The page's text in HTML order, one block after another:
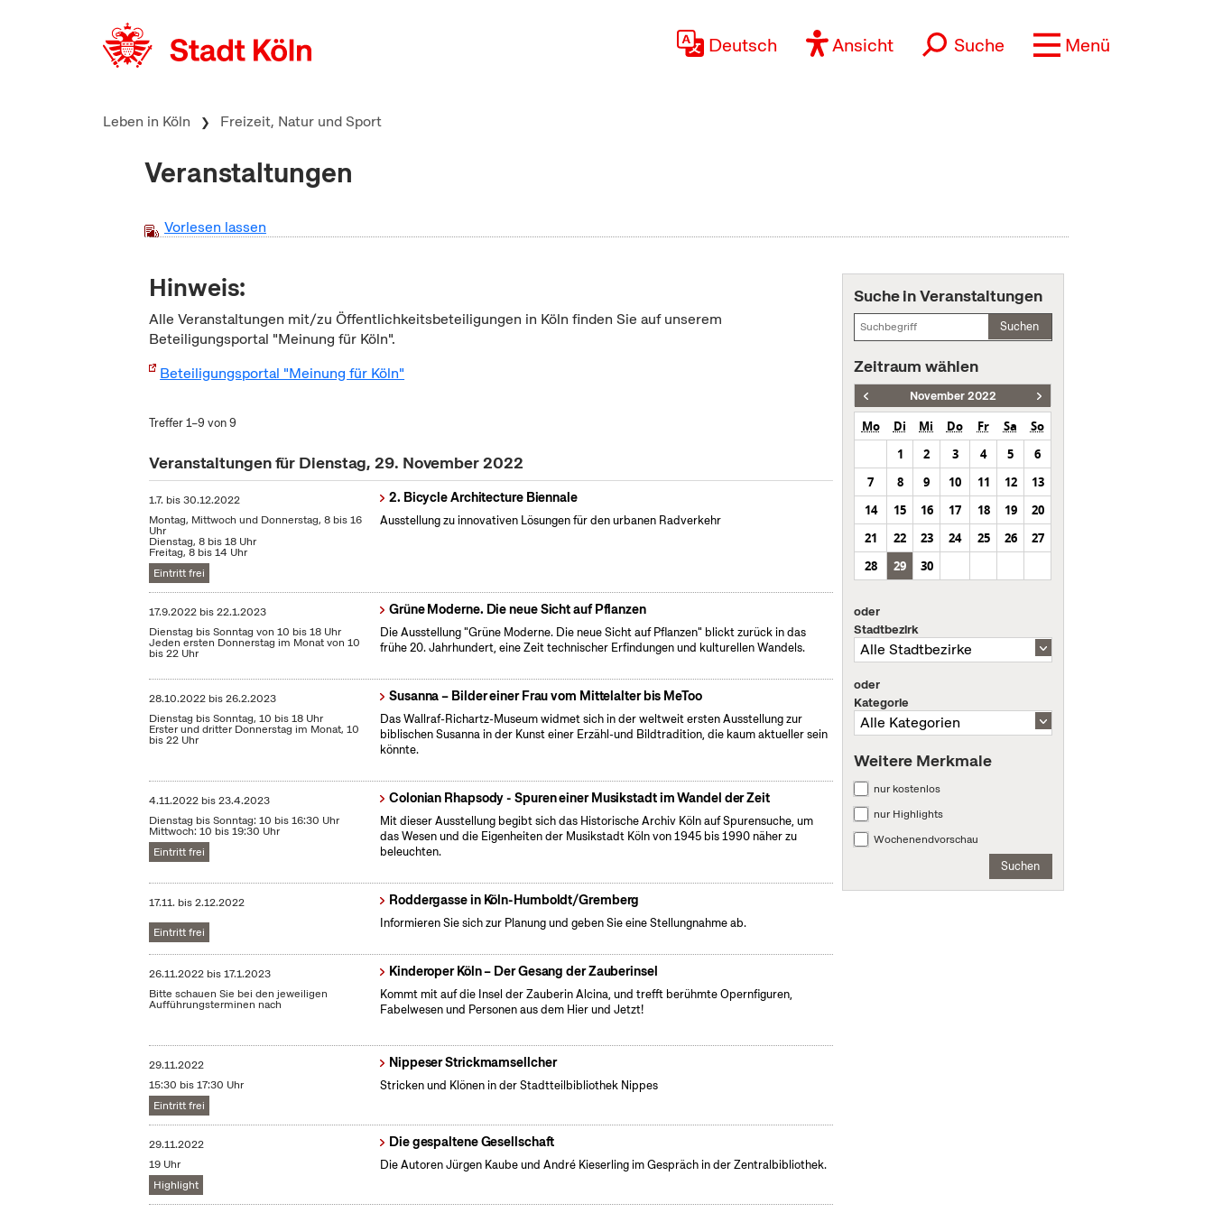
Deutsch Ansicht Suche Menü
Leben in Köln Freizeit, Natur und Sport
Veranstaltungen
Vorlesen lassen
Hinweis:
Alle Veranstaltungen mit/zu Öffentlichkeitsbeteiligungen in Köln finden Sie auf unserem
Beteiligungsportal "Meinung für Köln".
Beteiligungsportal "Meinung für Köln"
Treffer 1–9 von 9
Veranstaltungen für Dienstag, 29. November 2022
1.7. bis30.12.2022
Montag, Mittwoch und Donnerstag, 8 bis 16
Uhr
Dienstag, 8 bis 18 Uhr
Freitag, 8 bis 14 Uhr
Eintritt frei
2. Bicycle Architecture Biennale
Ausstellung zu innovativen Lösungen für den urbanen Radverkehr
17.9.2022 bis22.1.2023
Dienstag bis Sonntag von 10 bis 18 Uhr
Jeden ersten Donnerstag im Monat von 10
bis 22 Uhr
Grüne Moderne. Die neue Sicht auf Pflanzen
Die Ausstellung "Grüne Moderne. Die neue Sicht auf Pflanzen" blickt zurück in das
frühe 20. Jahrhundert, eine Zeit technischer Erfindungen und kulturellen Wandels.
28.10.2022 bis26.2.2023
Dienstag bis Sonntag, 10 bis 18 Uhr
Erster und dritter Donnerstag im Monat, 10
bis 22 Uhr
Susanna – Bilder einer Frau vom Mittelalter bis MeToo
Das Wallraf-Richartz-Museum widmet sich in der weltweit ersten Ausstellung zur
biblischen Susanna in der Kunst einer Erzähl-und Bildtradition, die kaum aktueller sein
könnte.
4.11.2022 bis23.4.2023
Dienstag bis Sonntag: 10 bis 16:30 Uhr
Mittwoch: 10 bis 19:30 Uhr
Eintritt frei
Colonian Rhapsody - Spuren einer Musikstadt im Wandel der Zeit
Mit dieser Ausstellung begibt sich das Historische Archiv Köln auf Spurensuche, um
das Wesen und die Eigenheiten der Musikstadt Köln von 1945 bis 1990 näher zu
beleuchten.
17.11. bis2.12.2022
Eintritt frei
Roddergasse in Köln-Humboldt/Gremberg
Informieren Sie sich zur Planung und geben Sie eine Stellungnahme ab.
26.11.2022 bis17.1.2023
Bitte schauen Sie bei den jeweiligen
Aufführungsterminen nach
Kinderoper Köln – Der Gesang der Zauberinsel
Kommt mit auf die Insel der Zauberin Alcina, und trefft berühmte Opernfiguren,
Fabelwesen und Personen aus dem Hier und Jetzt!
29.11.2022
15:30 bis 17:30 Uhr
Eintritt frei
Nippeser Strickmamsellcher
Stricken und Klönen in der Stadtteilbibliothek Nippes
29.11.2022
19 Uhr
Highlight
Die gespaltene Gesellschaft
Die Autoren Jürgen Kaube und André Kieserling im Gespräch in der Zentralbibliothek.
Suche in Veranstaltungen
Suchen
Zeitraum wählen
November 2022
Mo Di Mi Do Fr Sa
So
1
2 3 4 5
6
7
8 9 10 11 12
13
14
15 16 17 18 19
20
21
22 23 24 25 26
27
28
29 30
oder
Stadtbezirk
oder
Kategorie
Weitere Merkmale
nur kostenlos
nur Highlights
Wochenendvorschau
Suchen